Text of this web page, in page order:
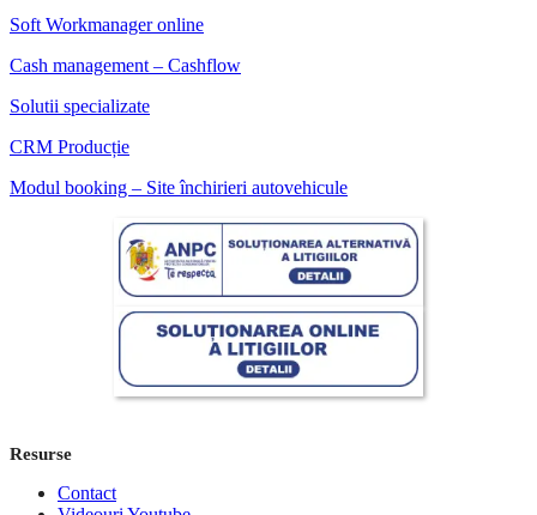
Soft Workmanager online
Cash management – Cashflow
Solutii specializate
CRM Producție
Modul booking – Site închirieri autovehicule
Resurse
Contact